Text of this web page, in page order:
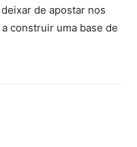
de apostar nos
construir uma base de